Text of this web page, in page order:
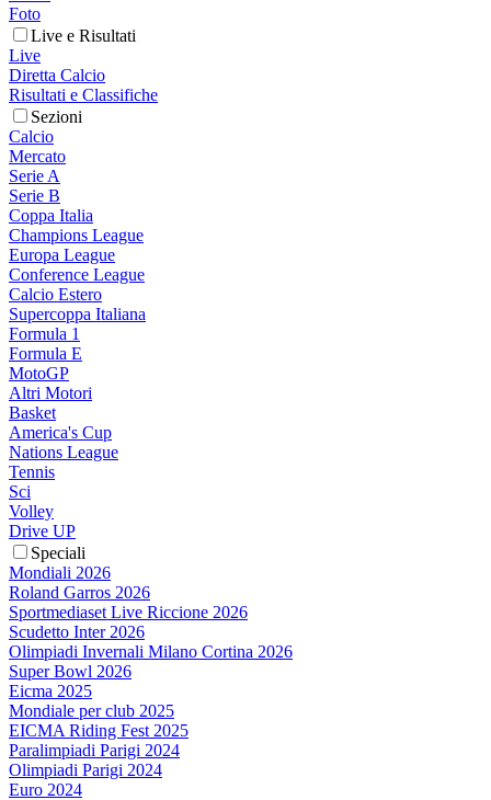
Foto
Live e Risultati
Live
Diretta Calcio
Risultati e Classifiche
Sezioni
Calcio
Mercato
Serie A
Serie B
Coppa Italia
Champions League
Europa League
Conference League
Calcio Estero
Supercoppa Italiana
Formula 1
Formula E
MotoGP
Altri Motori
Basket
America's Cup
Nations League
Tennis
Sci
Volley
Drive UP
Speciali
Mondiali 2026
Roland Garros 2026
Sportmediaset Live Riccione 2026
Scudetto Inter 2026
Olimpiadi Invernali Milano Cortina 2026
Super Bowl 2026
Eicma 2025
Mondiale per club 2025
EICMA Riding Fest 2025
Paralimpiadi Parigi 2024
Olimpiadi Parigi 2024
Euro 2024